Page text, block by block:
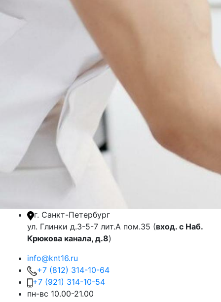
г. Санкт-Петербург
ул. Глинки д.3-5-7 лит.А пом.35 (вход. с Наб.
Крюкова канала, д.8)
info@knt16.ru
+7 (812) 314-10-64
+7 (921) 314-10-54
пн-вс 10.00-21.00